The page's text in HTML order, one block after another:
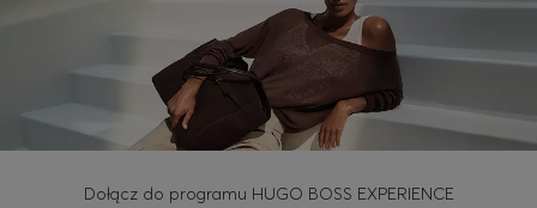
Dołącz do programu HUGO BOSS EXPERIENCE